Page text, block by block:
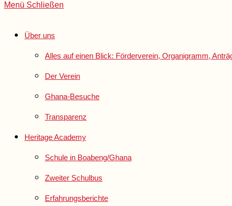
Menü Schließen
Über uns
Alles auf einen Blick: Förderverein, Organigramm,
Der Verein
Ghana-Besuche
Transparenz
Heritage Academy
Schule in Boabeng/Ghana
Zweiter Schulbus
Erfahrungsberichte